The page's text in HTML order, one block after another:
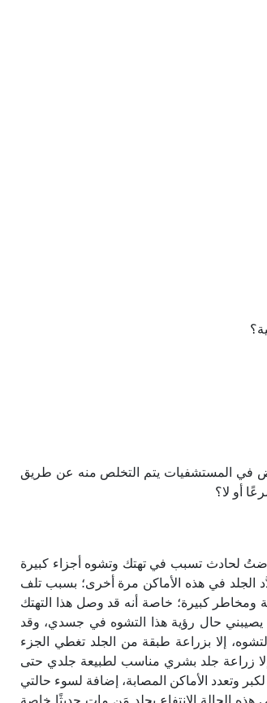
في المستشفيات يتم التخلص منه عن طريق
أو لا؟
لحادث تسبب في تهتك وتشوه أجزاء كبيرة
في هذه الأماكن مرة أخرى؛ بسبب تلف
كبيرة؛ خاصة أنه قد وصل هذا التهتك
يصيبني حال رؤية هذا التشوه في جسدي، وقد
إلا بزراعة طبقة من الجلد تغطي الجزء
زراعة جلد بشري مناسب لطبيعة جلدي حتى
وتعدد الأماكن المصابة، إضافة لسوء حالتي